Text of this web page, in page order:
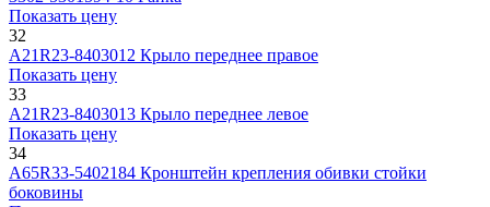
Показать цену
32
А21R23-8403012 Крыло переднее правое
Показать цену
33
А21R23-8403013 Крыло переднее левое
Показать цену
34
А65R33-5402184 Кронштейн крепления обивки стойки
боковины